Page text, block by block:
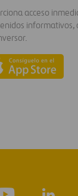
acceso